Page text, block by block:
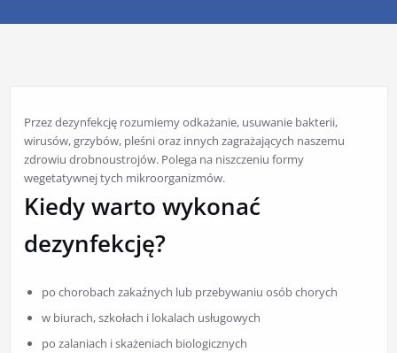
Przez dezynfekcję rozumiemy odkażanie, usuwanie bakterii,
wirusów, grzybów, pleśni oraz innych zagrażających naszemu
zdrowiu drobnoustrojów. Polega na niszczeniu formy
wegetatywnej tych mikroorganizmów.
Kiedy warto wykonać
dezynfekcję?
po chorobach zakaźnych lub przebywaniu osób chorych
w biurach, szkołach i lokalach usługowych
po zalaniach i skażeniach biologicznych